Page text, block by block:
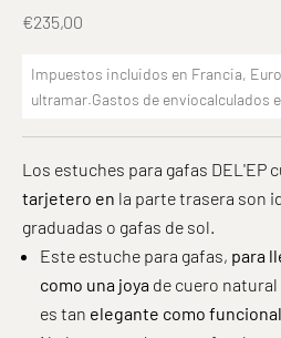
Prix de vente
€235,00
Impuestos incluidos en Francia,
ultramar.Gastos de envíocalculados
Los estuches para gafas DEL'EP
tarjetero en la parte trasera son
graduadas o gafas de sol.
Este estuche para gafas, para
como una joya de cuero
es tan elegante como funcional.